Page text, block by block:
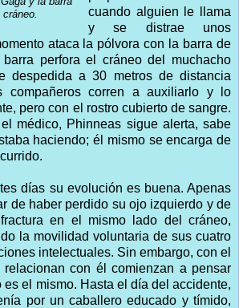
cuando alguien le llama
y se distrae unos
ataca la pólvora con la barra de
barra perfora el cráneo del muchacho
despedida a 30 metros de distancia
compañeros corren a auxiliarlo y lo
pero con el rostro cubierto de sangre.
médico, Phinneas sigue alerta, sabe
haciendo; él mismo se encarga de
días su evolución es buena. Apenas
de haber perdido su ojo izquierdo y de
en el mismo lado del cráneo,
la movilidad voluntaria de sus cuatro
intelectuales. Sin embargo, con el
con él comienzan a pensar
el mismo. Hasta el día del accidente,
por un caballero educado y tímido,